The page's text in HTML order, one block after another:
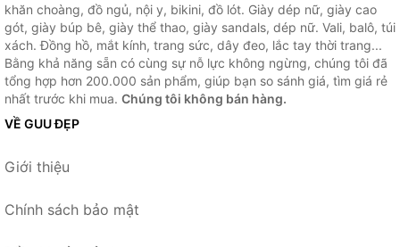
khăn choàng, đồ ngủ, nội y, bikini, đồ lót. Giày dép nữ, giày cao
gót, giày búp bê, giày thể thao, giày sandals, dép nữ. Vali, balô, túi
xách. Đồng hồ, mắt kính, trang sức, dây đeo, lắc tay thời trang...
Bằng khả năng sẵn có cùng sự nỗ lực không ngừng, chúng tôi đã
tổng hợp hơn 200.000 sản phẩm, giúp bạn so sánh giá, tìm giá rẻ
nhất trước khi mua. Chúng tôi không bán hàng.
VỀ GUU ĐẸP
Giới thiệu
Chính sách bảo mật